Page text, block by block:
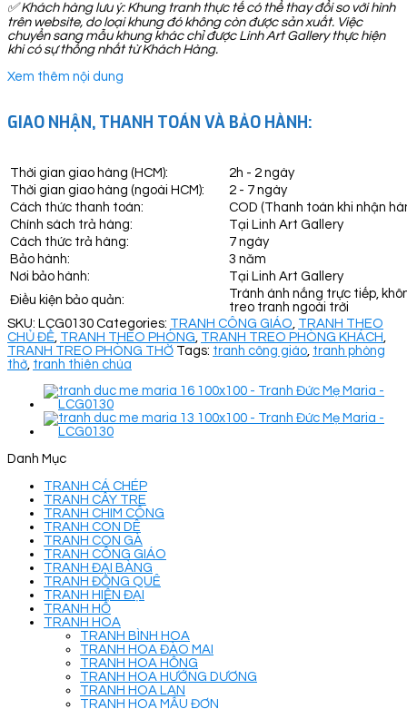
✅Khách hàng lưu ý: Khung tranh thực tế có thể thay đổi so với hình
trên website, do loại khung đó không còn được sản xuất. Việc
chuyển sang mẫu khung khác chỉ được Linh Art Gallery thực hiện
khi có sự thống nhất từ Khách Hàng.
Xem thêm nội dung
GIAO NHẬN, THANH TOÁN VÀ BẢO HÀNH:
Thời gian giao hàng (HCM):
2h - 2 ngày
Thời gian giao hàng (ngoài HCM):
2 - 7 ngày
Cách thức thanh toán:
COD (Thanh toán khi nhận
Chính sách trả hàng:
Tại Linh Art Gallery
Cách thức trả hàng:
7 ngày
Bảo hành:
3 năm
Nơi bảo hành:
Tại Linh Art Gallery
Điều kiện bảo quản:
Tránh ánh nắng trực tiếp,
treo tranh ngoài trời
SKU: LCG0130 Categories: TRANH CÔNG GIÁO TRANH THEO
CHỦ ĐỀ TRANH THEO PHÒNG TRANH TREO PHÒNG KHÁCH
TRANH TREO PHÒNG THỜ Tags: tranh công giáo tranh phòng
thờ tranh thiên chúa
Danh Mục
TRANH CÁ CHÉP
TRANH CÂY TRE
TRANH CHIM CÔNG
TRANH CON DÊ
TRANH CON GÀ
TRANH CÔNG GIÁO
TRANH ĐẠI BÀNG
TRANH ĐỒNG QUÊ
TRANH HIỆN ĐẠI
TRANH HỔ
TRANH HOA
TRANH BÌNH HOA
TRANH HOA ĐÀO MAI
TRANH HOA HỒNG
TRANH HOA HƯỚNG DƯƠNG
TRANH HOA LAN
TRANH HOA MẪU ĐƠN